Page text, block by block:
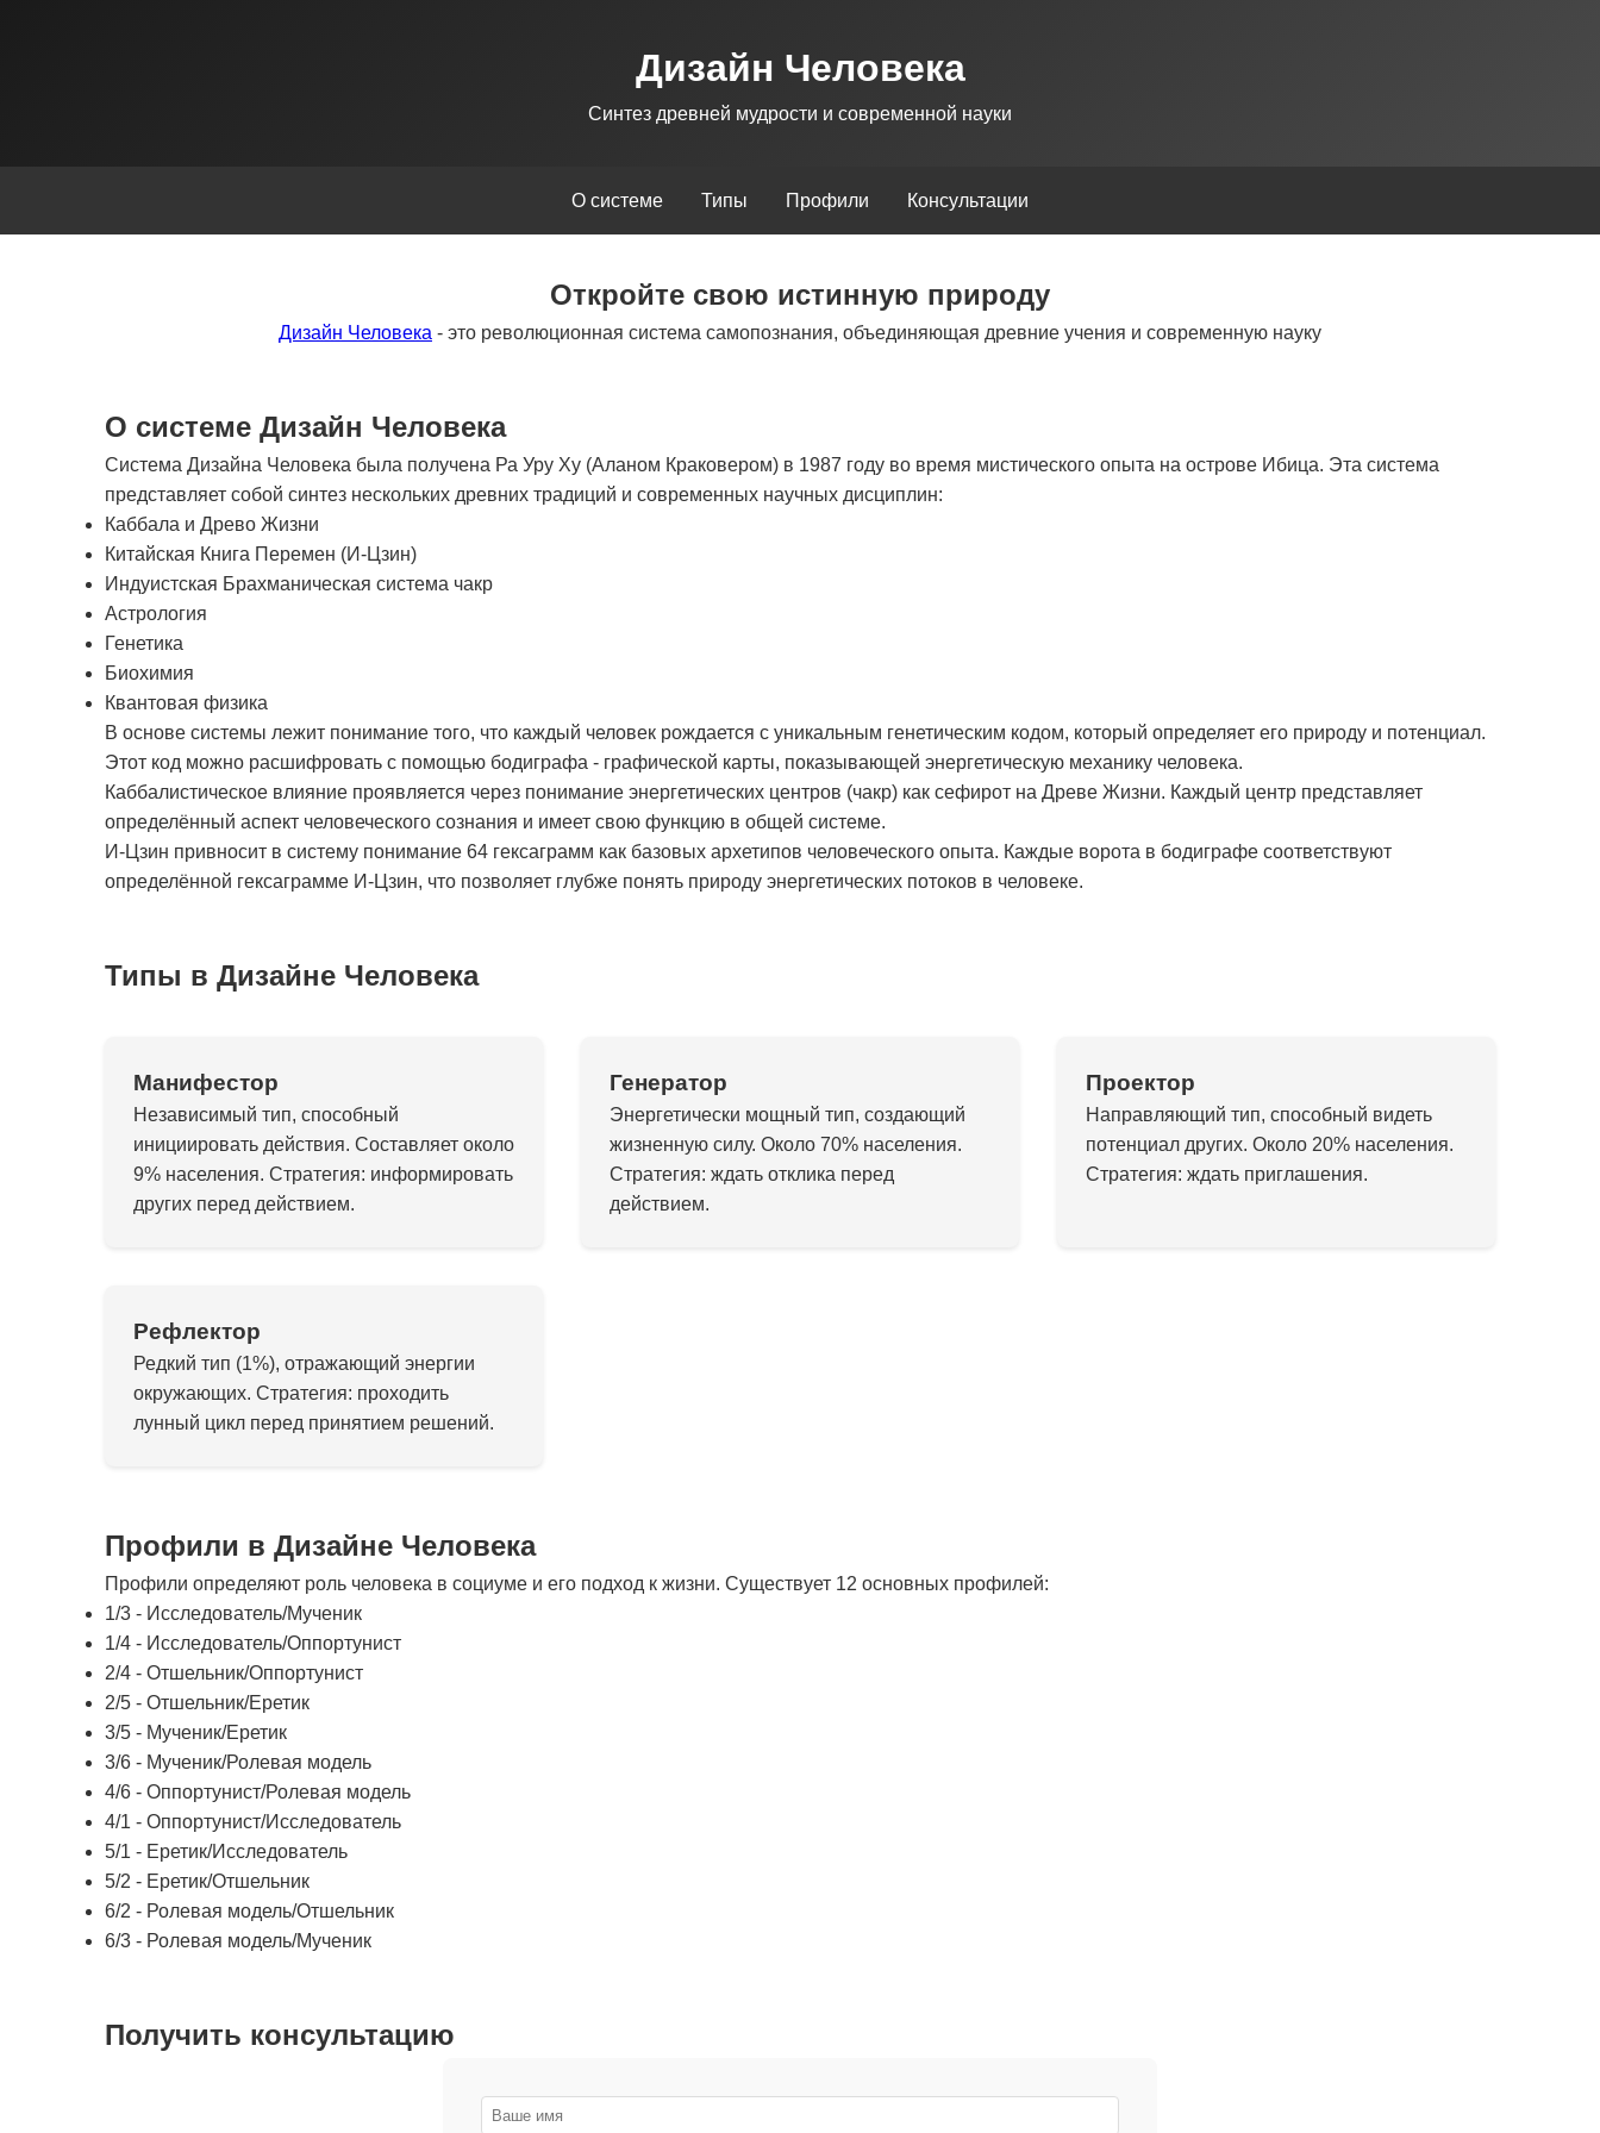
Дизайн Человека
Синтез древней мудрости и современной науки
О системе Типы Профили Консультации
Откройте свою истинную природу
Дизайн Человека - это революционная система самопознания, объединяющая древние учения и современную науку
О системе Дизайн Человека
Система Дизайна Человека была получена Ра Уру Ху (Аланом Краковером) в 1987 году во время мистического опыта на острове Ибица. Эта система
представляет собой синтез нескольких древних традиций и современных научных дисциплин:
Каббала и Древо Жизни
Китайская Книга Перемен (И-Цзин)
Индуистская Брахманическая система чакр
Астрология
Генетика
Биохимия
Квантовая физика
В основе системы лежит понимание того, что каждый человек рождается с уникальным генетическим кодом, который определяет его природу и потенциал.
Этот код можно расшифровать с помощью бодиграфа - графической карты, показывающей энергетическую механику человека.
Каббалистическое влияние проявляется через понимание энергетических центров (чакр) как сефирот на Древе Жизни. Каждый центр представляет
определённый аспект человеческого сознания и имеет свою функцию в общей системе.
И-Цзин привносит в систему понимание 64 гексаграмм как базовых архетипов человеческого опыта. Каждые ворота в бодиграфе соответствуют
определённой гексаграмме И-Цзин, что позволяет глубже понять природу энергетических потоков в человеке.
Типы в Дизайне Человека
Манифестор
Независимый тип, способный
инициировать действия. Составляет около
9% населения. Стратегия: информировать
других перед действием.
Генератор
Энергетически мощный тип, создающий
жизненную силу. Около 70% населения.
Стратегия: ждать отклика перед
действием.
Проектор
Направляющий тип, способный видеть
потенциал других. Около 20% населения.
Стратегия: ждать приглашения.
Рефлектор
Редкий тип (1%), отражающий энергии
окружающих. Стратегия: проходить
лунный цикл перед принятием решений.
Профили в Дизайне Человека
Профили определяют роль человека в социуме и его подход к жизни. Существует 12 основных профилей:
1/3 - Исследователь/Мученик
1/4 - Исследователь/Оппортунист
2/4 - Отшельник/Оппортунист
2/5 - Отшельник/Еретик
3/5 - Мученик/Еретик
3/6 - Мученик/Ролевая модель
4/6 - Оппортунист/Ролевая модель
4/1 - Оппортунист/Исследователь
5/1 - Еретик/Исследователь
5/2 - Еретик/Отшельник
6/2 - Ролевая модель/Отшельник
6/3 - Ролевая модель/Мученик
Получить консультацию